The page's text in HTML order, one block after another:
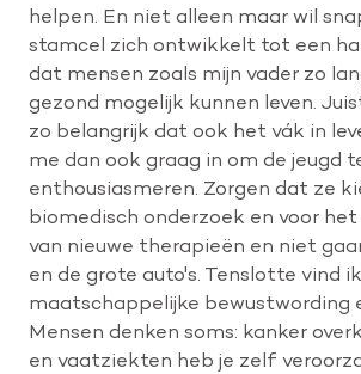
helpen. En niet alleen maar wil
stamcel zich ontwikkelt tot een
dat mensen zoals mijn vader zo
gezond mogelijk kunnen leven.
zo belangrijk dat ook het vák in
me dan ook graag in om de jeugd
enthousiasmeren. Zorgen dat ze
biomedisch onderzoek en voor
van nieuwe therapieën en niet
en de grote auto's. Tenslotte vind ik
maatschappelijke bewustwording
Mensen denken soms: kanker
en vaatziekten heb je zelf